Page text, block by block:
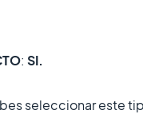
: SI.
seleccionar este